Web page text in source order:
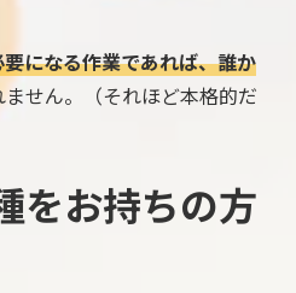
になる作業であれば、誰か
ません。（それほど本格的だ
をお持ちの方